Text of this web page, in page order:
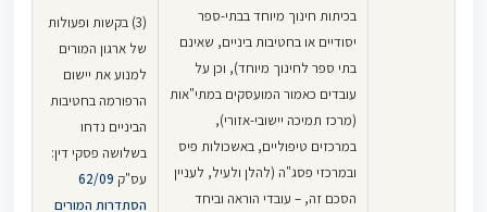
בכיתות חינוך מיוחד בבתי-ספר
יסודיים או בחטיבות ביניים, שאינם
בתי ספר לחינוך מיוחד), וכן על
עובדים כאמור המועסקים במתי"אות
(מרכז תמיכה יישובי-אזורי),
במרכזים טיפוליים, באשכולות פיס
ובמרכזי פסג"ה (להלן ולעיל, לעניין
הסכם זה, – עובדי הוראה וביחד
(3) בקשות ופעולות
של ארגון המורים
למנוע את יישום
הרפורמה בחטיבות
הביניים נדחו
בשלושה פסקי דין:
עס"ק 62/09
הסתדרות המורים